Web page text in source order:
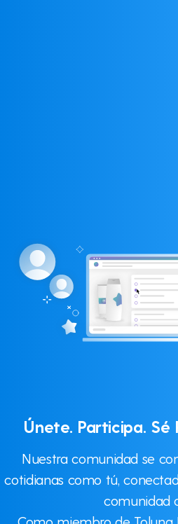
Únete. Participa. Sé
Nuestra comunidad se
cotidianas como tú,
comunidad